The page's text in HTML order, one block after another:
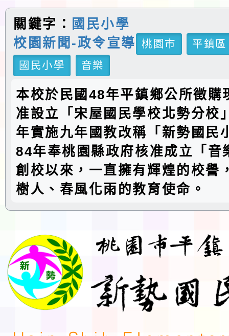
關鍵字：
國民小學
校園新聞-政令宣導
桃園市
平鎮區
國民小學
音樂
本校於民國48年平鎮鄉公所徵購
准設立「宋屋國民學校北勢分校
年實施九年國教改稱「新勢國民
84年奉桃園縣政府核准成立「音
創校以來，一直擁有輝煌的校譽
樹人、春風化雨的教育使命。